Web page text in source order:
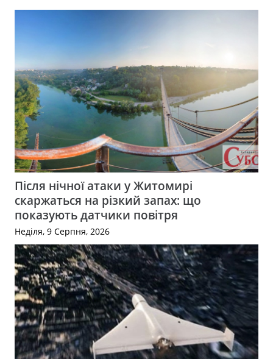
Після нічної атаки у Житомирі
скаржаться на різкий запах: що
показують датчики повітря
Неділя, 9 Серпня, 2026